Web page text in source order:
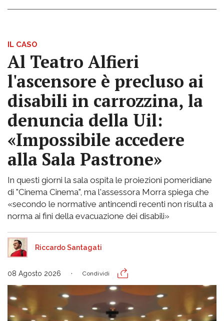
IL CASO
Al Teatro Alfieri
l'ascensore è precluso ai
disabili in carrozzina, la
denuncia della Uil:
«Impossibile accedere
alla Sala Pastrone»
In questi giorni la sala ospita le proiezioni pomeridiane
di "Cinema Cinema", ma l'assessora Morra spiega che
«secondo le normative antincendi recenti non risulta a
norma ai fini della evacuazione dei disabili»
Riccardo Santagati
08 Agosto 2026 Condividi